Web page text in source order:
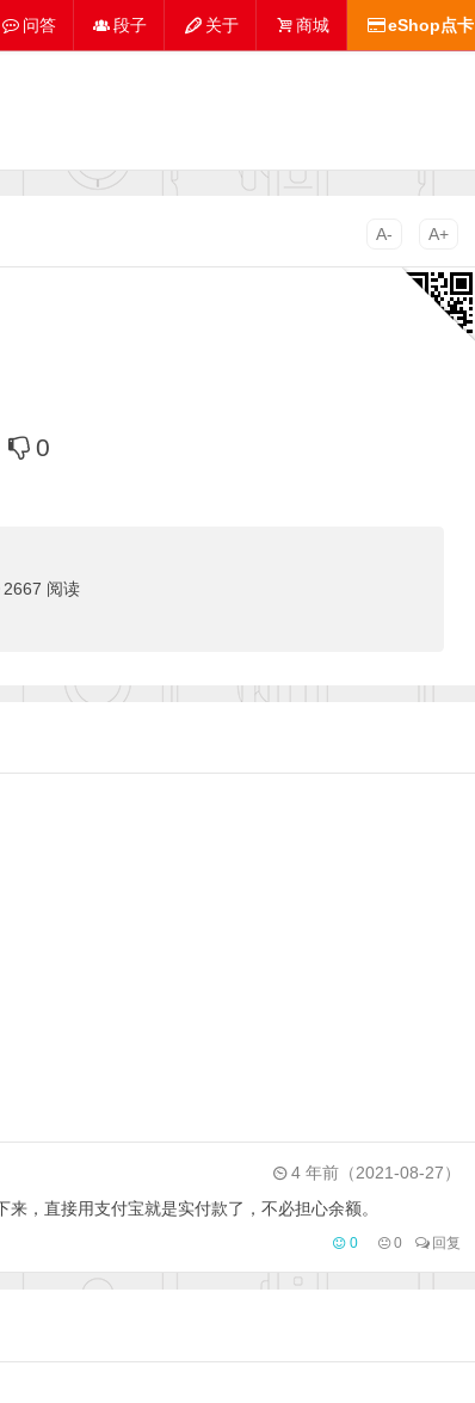
问答 段子 关于 商城 eShop点卡
A- A+
0
2667 阅读
4 年前（2021-08-27）
，直接用支付宝就是实付款了，不必担心余额。
0 0 回复